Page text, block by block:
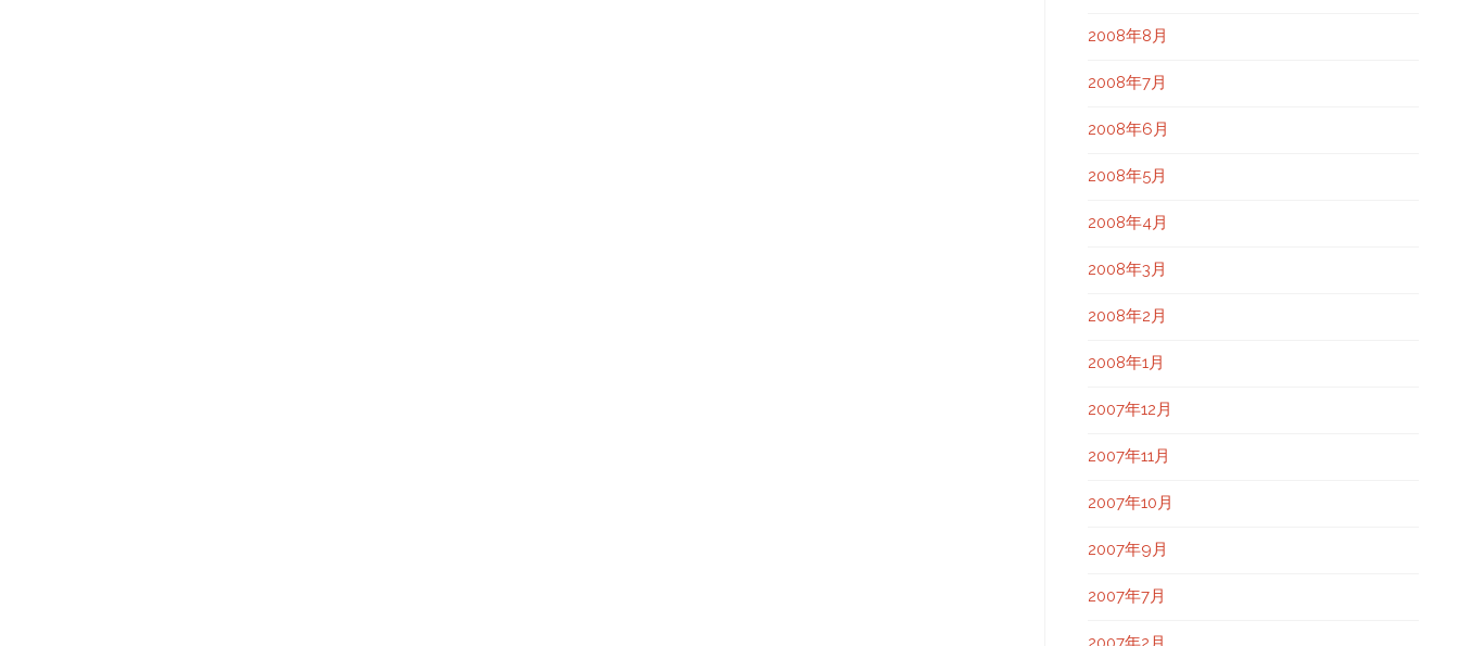
2008年8月
2008年7月
2008年6月
2008年5月
2008年4月
2008年3月
2008年2月
2008年1月
2007年12月
2007年11月
2007年10月
2007年9月
2007年7月